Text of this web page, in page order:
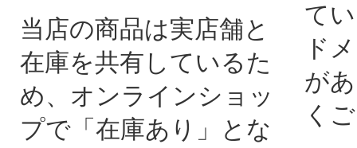
当店の商品は実店舗と
在庫を共有しているた
め、オンラインショッ
プで「在庫あり」とな
て
ド
が
く